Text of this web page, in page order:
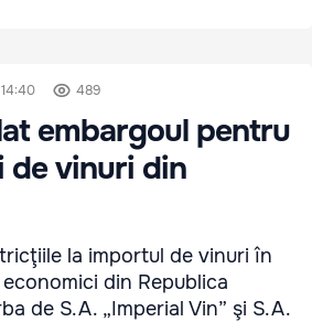
489
embargoul pentru
de vinuri din
la importul de vinuri în
din Republica
de S.A. „Imperial Vin” şi S.A.